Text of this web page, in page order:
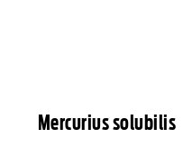
Mercurius solubilis